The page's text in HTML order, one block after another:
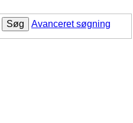
Søg Avanceret søgning